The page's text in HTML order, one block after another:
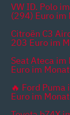
VW ID. Polo
(294) Euro im
Citroën C3
203 Euro im
Seat Ateca
Euro im
🔥 Ford
Euro im